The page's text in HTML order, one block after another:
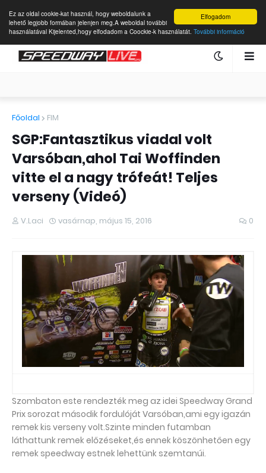
Elfogadom
Ez az oldal cookie-kat használ, hogy weboldalunk a
lehető legjobb formában jelenjen meg.A weboldal további
használatával Kijelented,hogy elfodadom a Coockie-k használatát. További információ
Főoldal FIM
SGP:Fantasztikus viadal volt
Varsóban,ahol Tai Woffinden
vitte el a nagy trófeát! Teljes
verseny (Videó)
V.Laci vasárnap, május 15, 2016 0
Szombaton este rendezték meg az idei Speedway Grand
Prix sorozat második fordulóját Varsóban,ami egy igazán
remek kis verseny volt.Szinte minden futamban
láthattunk remek előzéseket,és ennek köszönhetően egy
remek speedway estnek lehettünk szemtanúi.